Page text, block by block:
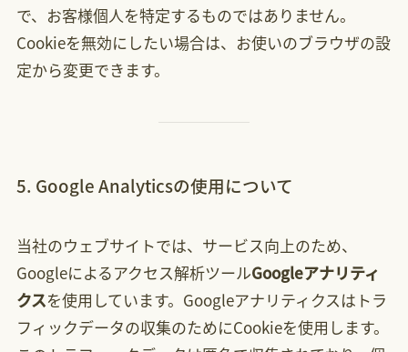
で、お客様個人を特定するものではありません。
Cookieを無効にしたい場合は、お使いのブラウザの設
定から変更できます。
5. Google Analyticsの使用について
当社のウェブサイトでは、サービス向上のため、
Googleによるアクセス解析ツールGoogleアナリティ
クスを使用しています。Googleアナリティクスはトラ
フィックデータの収集のためにCookieを使用します。